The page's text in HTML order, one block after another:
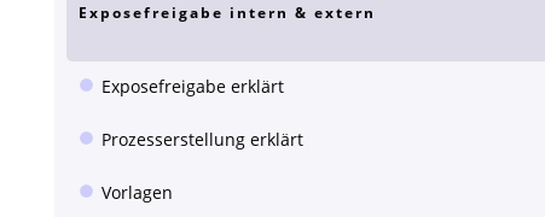
Exposefreigabe intern & extern
Exposefreigabe erklärt
Prozesserstellung erklärt
Vorlagen